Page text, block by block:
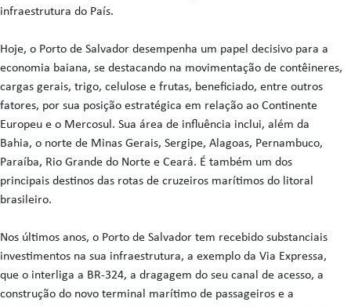
infraestrutura do País.
Hoje, o Porto de Salvador desempenha um papel decisivo para a
economia baiana, se destacando na movimentação de contêineres,
cargas gerais, trigo, celulose e frutas, beneficiado, entre outros
fatores, por sua posição estratégica em relação ao Continente
Europeu e o Mercosul. Sua área de influência inclui, além da
Bahia, o norte de Minas Gerais, Sergipe, Alagoas, Pernambuco,
Paraíba, Rio Grande do Norte e Ceará. É também um dos
principais destinos das rotas de cruzeiros marítimos do litoral
brasileiro.
Nos últimos anos, o Porto de Salvador tem recebido substanciais
investimentos na sua infraestrutura, a exemplo da Via Expressa,
que o interliga a BR-324, a dragagem do seu canal de acesso, a
construção do novo terminal marítimo de passageiros e a